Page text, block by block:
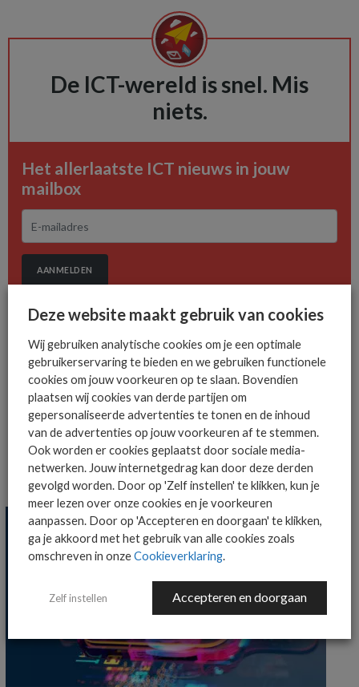
De ICT-wereld is snel. Mis
niets.
Het allerlaatste ICT nieuws in jouw
mailbox
AANMELDEN
MEER OVER CHATGPT KASPERSKY
MEER SECURITY NIEUWS
Deze website maakt gebruik van cookies
Wij gebruiken analytische cookies om je een optimale
gebruikerservaring te bieden en we gebruiken functionele
cookies om jouw voorkeuren op te slaan. Bovendien
plaatsen wij cookies van derde partijen om
gepersonaliseerde advertenties te tonen en de inhoud
van de advertenties op jouw voorkeuren af te stemmen.
Ook worden er cookies geplaatst door sociale media-
netwerken. Jouw internetgedrag kan door deze derden
gevolgd worden. Door op 'Zelf instellen' te klikken, kun je
meer lezen over onze cookies en je voorkeuren
aanpassen. Door op 'Accepteren en doorgaan' te klikken,
ga je akkoord met het gebruik van alle cookies zoals
omschreven in onzeCookieverklaring.
Zelf instellen Accepteren en doorgaan